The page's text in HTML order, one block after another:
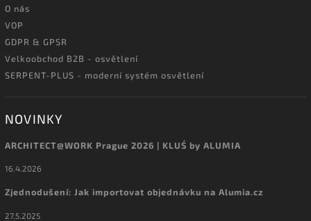
O nás
VOP
GDPR & GPSR
Velkoobchod B2B - osvětlení
SERPENT-PLUS - moderní systém osvětlení
NOVINKY
ARCHITECT@WORK Prague 2026 | KLUŚ by ALUMIA
16.4.2026
Zjednodušení: Jak importovat objednávku na Alumia.cz
27.5.2025